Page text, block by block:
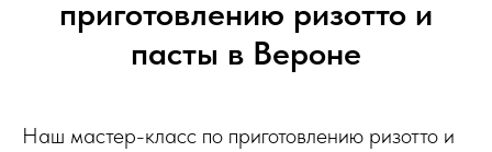
приготовлению ризотто и
пасты в Вероне
Наш мастер-класс по приготовлению ризотто и